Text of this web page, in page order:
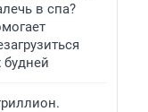
в спа?
будней